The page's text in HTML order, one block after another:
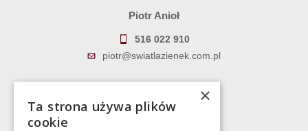
Piotr Anioł
516 022 910
piotr@swiatlazienek.com.pl
783 043 083
×
Ta strona używa plików
cookie